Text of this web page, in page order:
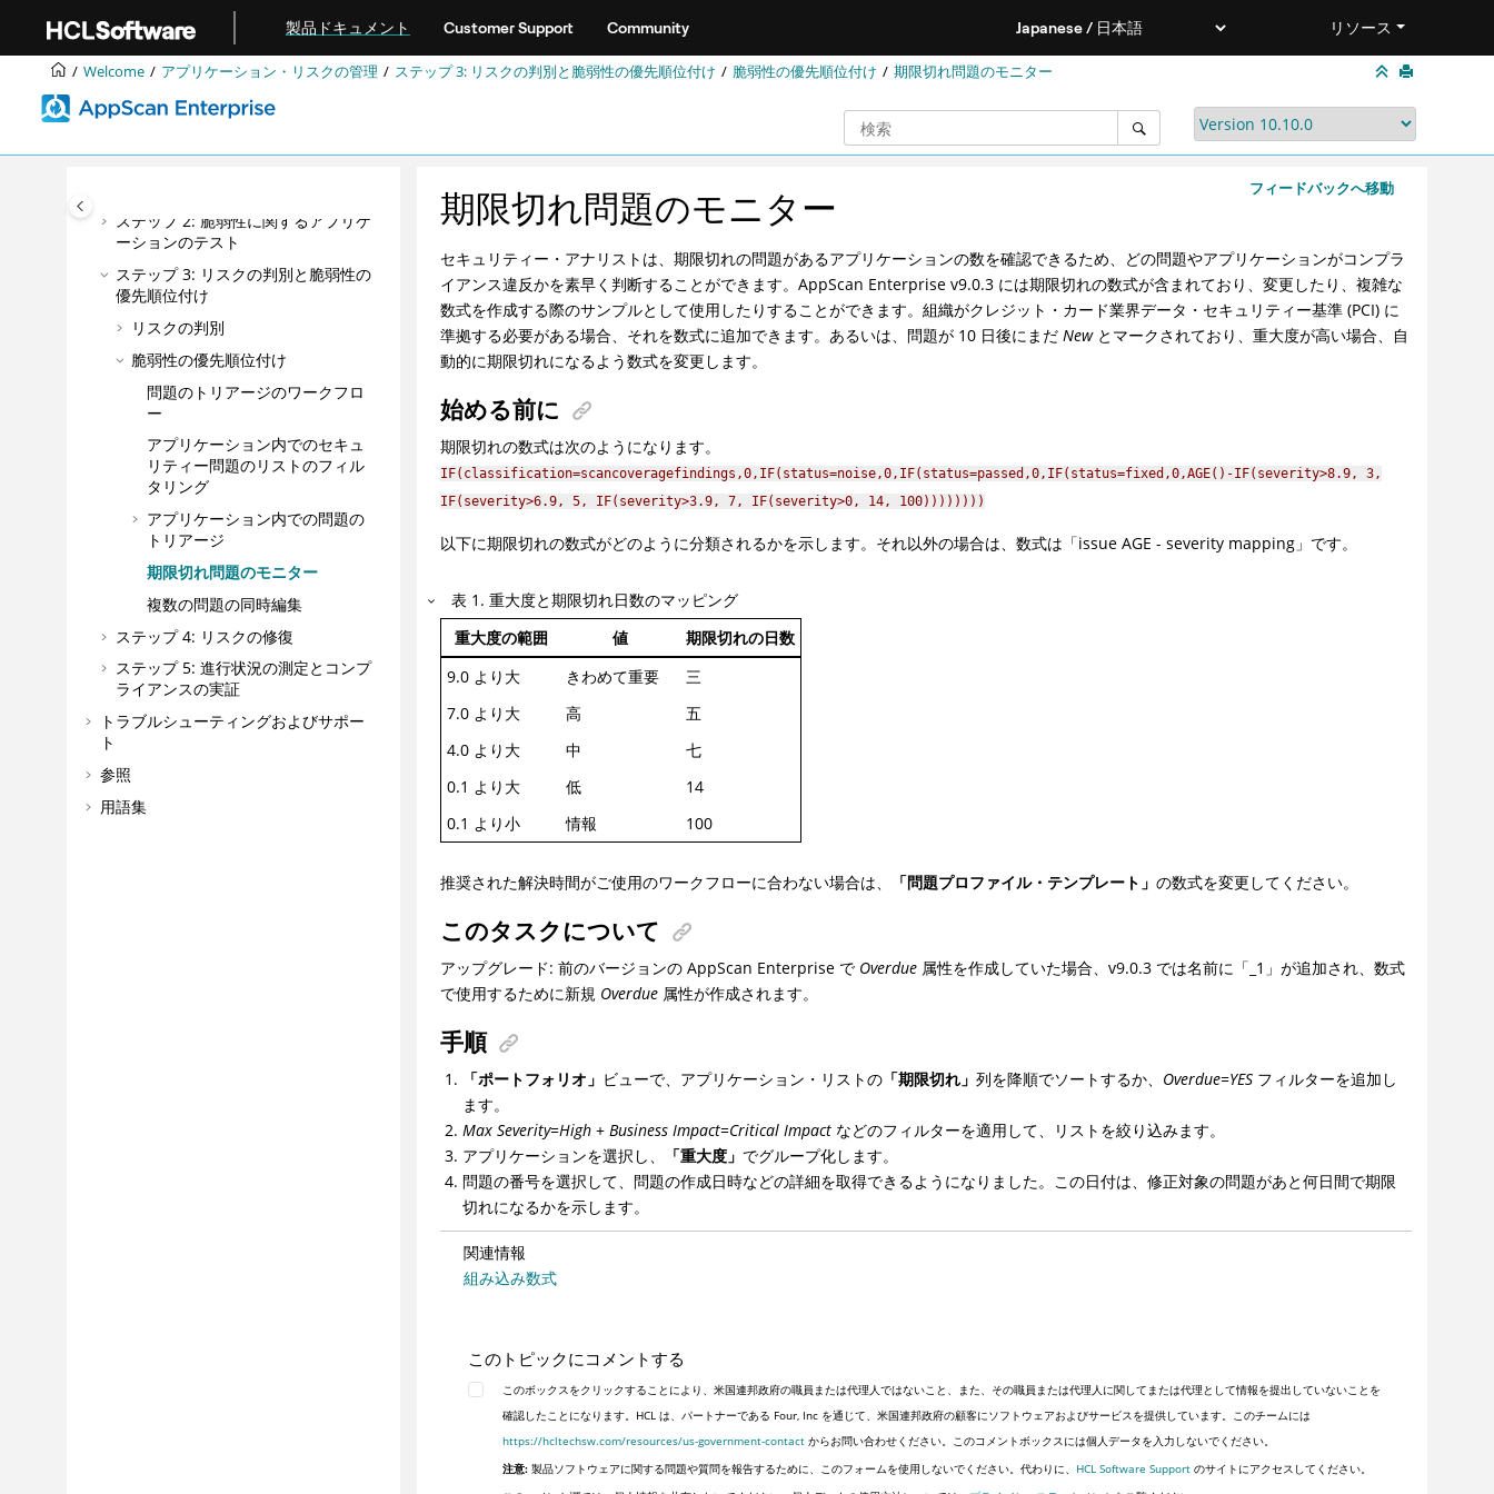
製品ドキュメント Customer Support Community リソース
Welcome アプリケーション・リスクの管理 ステップ 3: リスクの判別と脆弱性の優先順位付け 脆弱性の優先順位付け 期限切れ問題のモニター
ベスト・プラクティス
構成
管理
ステップ 2: 脆弱性に関するアプリケ
ーションのテスト
ステップ 3: リスクの判別と脆弱性の
優先順位付け
リスクの判別
脆弱性の優先順位付け
問題のトリアージのワークフロ
ー
アプリケーション内でのセキュ
リティー問題のリストのフィル
タリング
アプリケーション内での問題の
トリアージ
期限切れ問題のモニター
複数の問題の同時編集
ステップ 4: リスクの修復
ステップ 5: 進行状況の測定とコンプ
ライアンスの実証
トラブルシューティングおよびサポー
ト
参照
用語集
フィードバックへ移動
期限切れ問題のモニター
セキュリティー・アナリストは、期限切れの問題があるアプリケーションの数を確認できるため、どの問題やアプリケーションがコンプラ
イアンス違反かを素早く判断することができます。AppScan Enterprise v9.0.3 には期限切れの数式が含まれており、変更したり、複雑な
数式を作成する際のサンプルとして使用したりすることができます。組織がクレジット・カード業界データ・セキュリティー基準 (PCI) に
準拠する必要がある場合、それを数式に追加できます。あるいは、問題が 10 日後にまだNewとマークされており、重大度が高い場合、自
動的に期限切れになるよう数式を変更します。
始める前に
期限切れの数式は次のようになります。
IF(classification=scancoveragefindings,0,IF(status=noise,0,IF(status=passed,0,IF(status=fixed,0,AGE()-IF(severity>8.9, 3,
IF(severity>6.9, 5, IF(severity>3.9, 7, IF(severity>0, 14, 100))))))))
以下に期限切れの数式がどのように分類されるかを示します。それ以外の場合は、数式は「issue AGE - severity mapping」です。
表 1 .重大度と期限切れ日数のマッピング
重大度の範囲
値
期限切れの日数
9.0 より大
きわめて重要
三
7.0 より大
高
五
4.0 より大
中
七
0.1 より大
低
14
0.1 より小
情報 100
推奨された解決時間がご使用のワークフローに合わない場合は、 「問題プロファイル・テンプレート」の数式を変更してください。
このタスクについて
アップグレード: 前のバージョンの AppScan Enterprise で Overdue 属性を作成していた場合、v9.0.3 では名前に「_1」が追加され、数式
で使用するために新規 Overdue 属性が作成されます。
手順
「ポートフォリオ」 ビューで、アプリケーション・リストの 「期限切れ」列を降順でソートするか、 Overdue=YES フィルターを追加し
ます。
Max Severity=High +Business Impact=Critical Impact などのフィルターを適用して、リストを絞り込みます。
アプリケーションを選択し、
「重大度」 でグループ化します。
問題の番号を選択して、問題の作成日時などの詳細を取得できるようになりました。この日付は、修正対象の問題があと何日間で期限
切れになるかを示します。
関連情報
組み込み数式
このトピックにコメントする
このボックスをクリックすることにより、米国連邦政府の職員または代理人ではないこと、また、その職員または代理人に関してまたは代理として情報を提出していないことを
確認したことになります。HCL は、パートナーである Four, Inc を通じて、米国連邦政府の顧客にソフトウェアおよびサービスを提供しています。このチームには
https://hcltechsw.com/resources/us-government-contact からお問い合わせください。このコメントボックスには個人データを入力しないでください。
注意: 製品ソフトウェアに関する問題や質問を報告するために、このフォームを使用しないでください。代わりに、 HCL Software Support のサイトにアクセスしてください。